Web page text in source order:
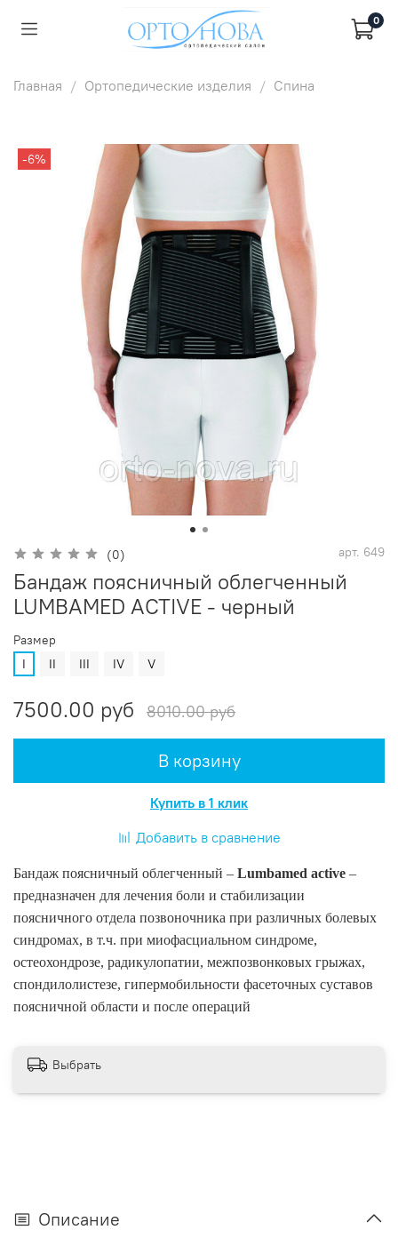
0
Главная Ортопедические изделия Спина
-6%
(0) арт. 649
Бандаж поясничный облегченный
LUMBAMED ACTIVE - черный
Размер
I
II III IV V
7500.00 руб 8010.00 руб
В корзину
Купить в 1 клик
Добавить в сравнение
Бандаж поясничный облегченный – Lumbamed active –
предназначен для лечения боли и стабилизации
поясничного отдела позвоночника при различных болевых
синдромах, в т.ч. при миофасциальном синдроме,
остеохондрозе, радикулопатии, межпозвонковых грыжах,
спондилолистезе, гипермобильности фасеточных суставов
поясничной области и после операций
Выбрать
Описание